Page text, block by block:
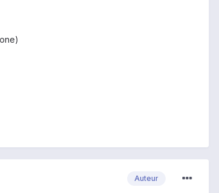
Auteur